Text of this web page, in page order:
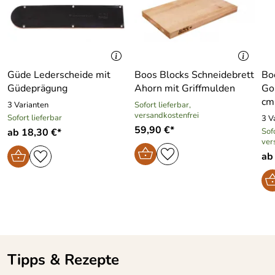
beschädigt und stumpf werden lässt.
Eigenschaften der Güde Steakgabel Kappa:
Klinge rostfrei aus Chrom-Vanadium-Molybdän
Messerstahl
eisgehärtet und handgeschärft
Ausführung in Vollmetall
feinpoliert
spülmaschinengeeignet
Made in Solingen
Güde Lederscheide mit
Güdeprägung
3 Varianten
Sofort lieferbar
ab 18,30 €*
Boos Blocks Schneidebrett
Ahorn mit Griffmulden
Sofort lieferbar,
versandkostenfrei
59,90 €*
cm
3
Tipps & Rezepte